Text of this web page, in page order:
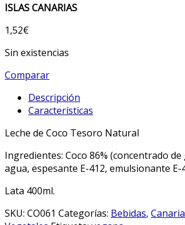
ISLAS CANARIAS
1,52€
Sin existencias
Comparar
Descripción
Características
Leche de Coco Tesoro Natural
Ingredientes: Coco 86% (concentrado de
agua, espesante E-412, emulsionante E-
Lata 400ml.
SKU: CO061 Categorías: Bebidas,